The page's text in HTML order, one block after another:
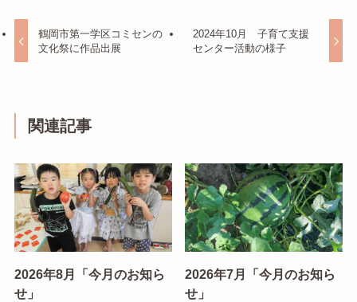
鶴岡市第一学区コミセンの
文化祭に作品出展
2024年10月 子育て支援
センター活動の様子
関連記事
2026年8月「今月のお知ら
せ」
2026年7月「今月のお知ら
せ」